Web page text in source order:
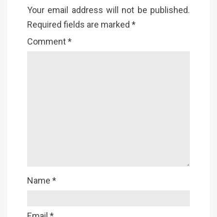
Your email address will not be published.
Required fields are marked *
Comment*
Name *